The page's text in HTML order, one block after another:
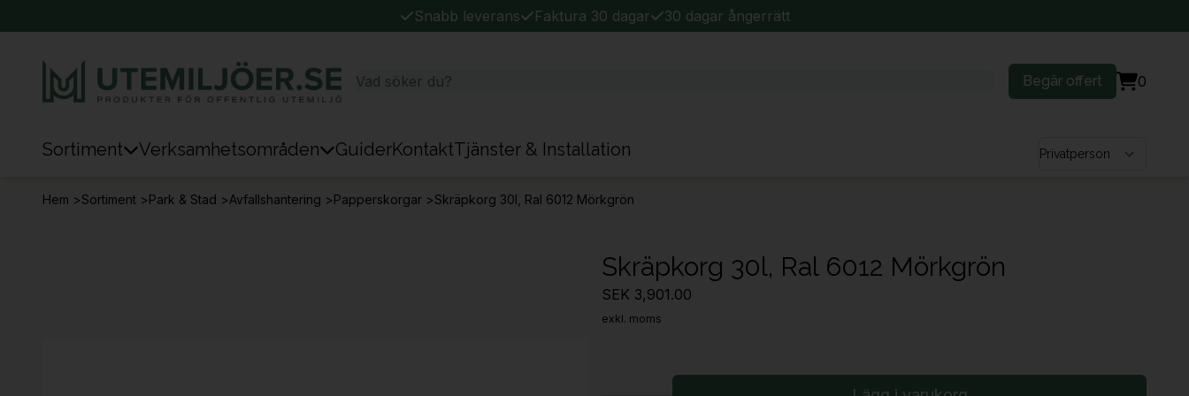
Snabb leverans Faktura 30 dagar 30 dagar ångerrätt
Begär offert 0
Sortiment Verksamhetsområden GuiderKontaktTjänster & Installation Välj kundtyp
Hem >Sortiment >Park & Stad >Avfallshantering >Papperskorgar >Skräpkorg 30l, Ral 6012 Mörkgrön
Skräpkorg 30l, Ral 6012 Mörkgrön
SEK 3,901.00
exkl. moms